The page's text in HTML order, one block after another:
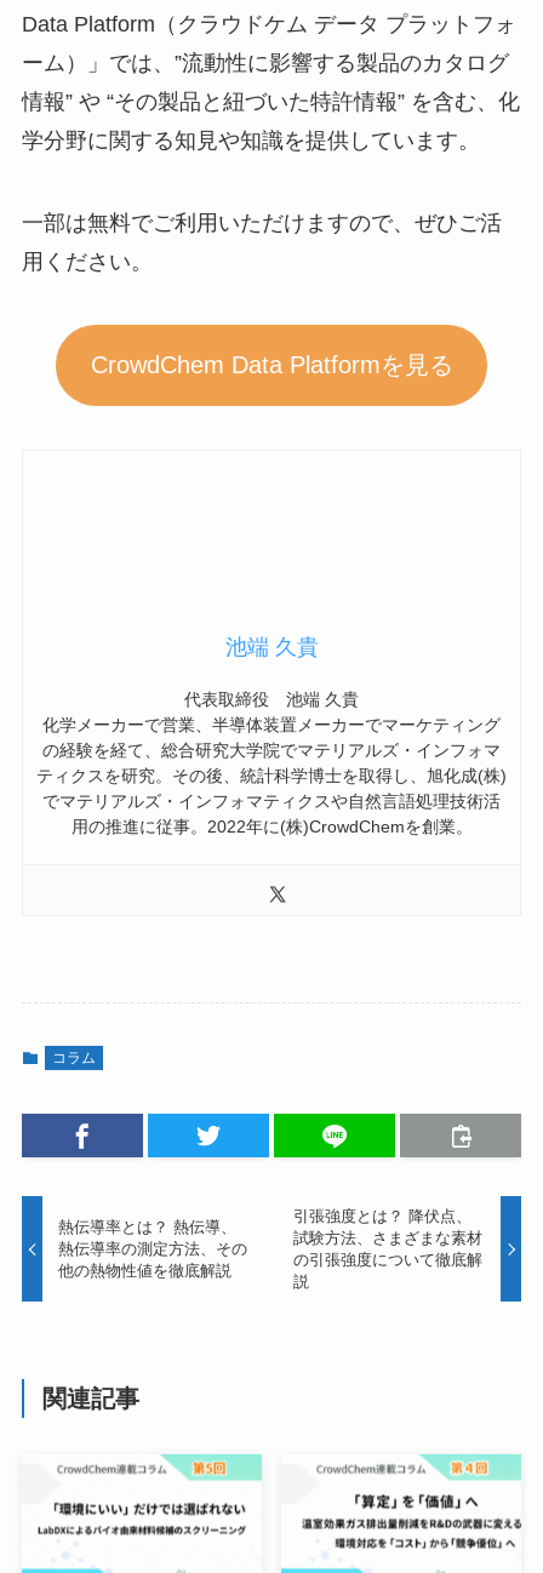
Data Platform（クラウドケム データ プラットフォ
ーム）」では、”流動性に影響する製品のカタログ
情報” や “その製品と紐づいた特許情報” を含む、化
学分野に関する知見や知識を提供しています。
一部は無料でご利用いただけますので、ぜひご活
用ください。
CrowdChem Data Platformを見る
代表取締役 池端 久貴
の経験を経て、総合研究大学院でマテリアルズ・インフォマ
ティクスを研究。その後、統計科学博士を取得し、旭化成(株)
でマテリアルズ・インフォマティクスや自然言語処理技術活
用の推進に従事。2022年に(株)CrowdChemを創業。
他の熱物性値を徹底解説
の引張強度について徹底解
説